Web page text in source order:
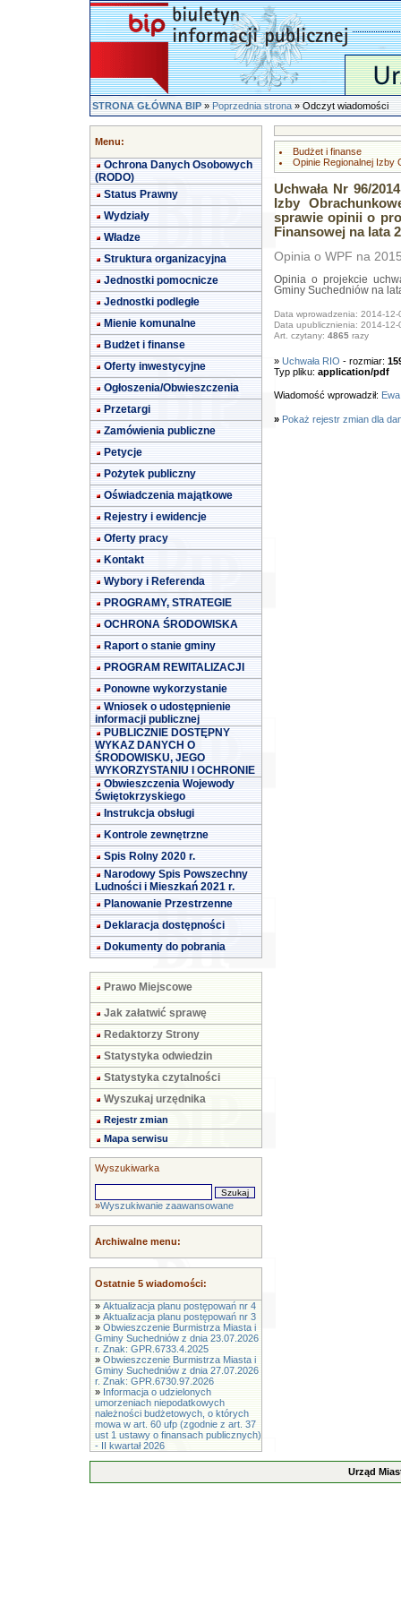
STRONA GŁÓWNA BIP»Poprzednia strona» Odczyt wiadomości
Menu:
Ochrona Danych Osobowych
(RODO)
Status Prawny
Wydziały
Władze
Struktura organizacyjna
Jednostki pomocnicze
Jednostki podległe
Mienie komunalne
Budżet i finanse
Oferty inwestycyjne
Ogłoszenia/Obwieszczenia
Przetargi
Zamówienia publiczne
Petycje
Pożytek publiczny
Oświadczenia majątkowe
Rejestry i ewidencje
Oferty pracy
Kontakt
Wybory i Referenda
PROGRAMY, STRATEGIE
OCHRONA ŚRODOWISKA
Raport o stanie gminy
PROGRAM REWITALIZACJI
Ponowne wykorzystanie
Wniosek o udostępnienie
informacji publicznej
PUBLICZNIE DOSTĘPNY
WYKAZ DANYCH O
ŚRODOWISKU, JEGO
WYKORZYSTANIU I OCHRONIE
Obwieszczenia Wojewody
Świętokrzyskiego
Instrukcja obsługi
Kontrole zewnętrzne
Spis Rolny 2020 r.
Narodowy Spis Powszechny
Ludności i Mieszkań 2021 r.
Planowanie Przestrzenne
Deklaracja dostępności
Dokumenty do pobrania
Prawo Miejscowe
Jak załatwić sprawę
Redaktorzy Strony
Statystyka odwiedzin
Statystyka czytalności
Wyszukaj urzędnika
Rejestr zmian
Mapa serwisu
Wyszukiwarka
»Wyszukiwanie zaawansowane
Archiwalne menu:
Ostatnie 5 wiadomości:
» Aktualizacja planu postępowań nr 4
» Aktualizacja planu postępowań nr 3
» Obwieszczenie Burmistrza Miasta i
Gminy Suchedniów z dnia 23.07.2026
r. Znak: GPR.6733.4.2025
» Obwieszczenie Burmistrza Miasta i
Gminy Suchedniów z dnia 27.07.2026
r. Znak: GPR.6730.97.2026
» Informacja o udzielonych
umorzeniach niepodatkowych
należności budżetowych, o których
mowa w art. 60 ufp (zgodnie z art. 37
ust 1 ustawy o finansach publicznych)
- II kwartał 2026
Budżet i finanse
Opinie Regionalnej Izby
Uchwała Nr 96/
Izby
sprawie opinii o
Finansowej na lata
Opinia o WPF na
Opinia o projekcie
Gminy Suchedniów na
Data wprowadzenia: 2014-12-
Data upublicznienia: 2014-12-
Art. czytany: 4865razy
» Uchwała RIO - rozmiar:
Typ pliku: application/pdf
Wiadomość wprowadził:
» Pokaż rejestr zmian dla
Urząd